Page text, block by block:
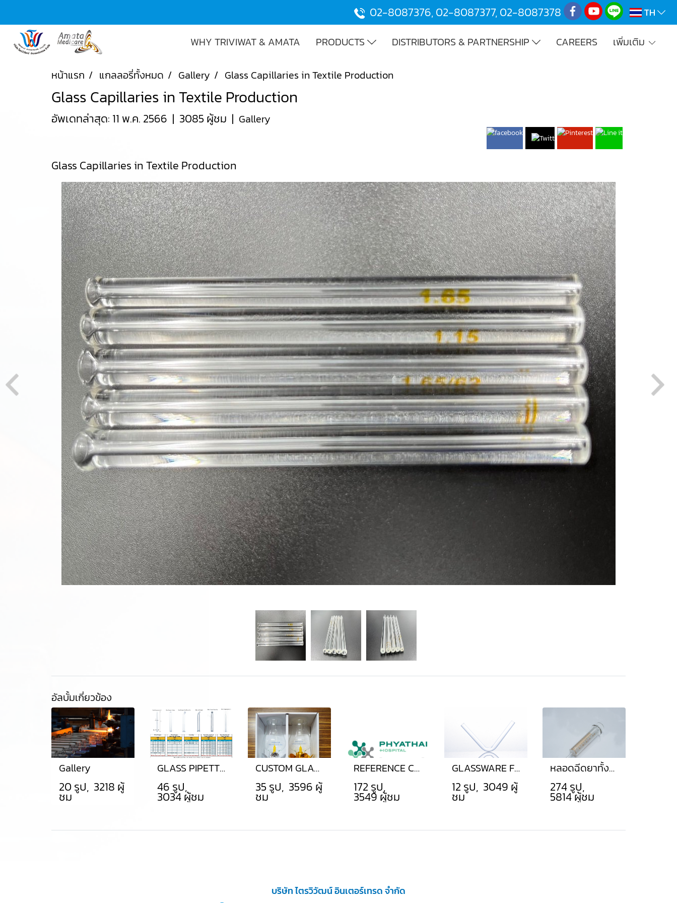
02-8087376,02-8087377,02-8087378 TH
WHY TRIVIWAT & AMATA PRODUCTS DISTRIBUTORS & PARTNERSHIP CAREERS เพิ่มเติม
หน้าแรก แกลลอรี่ทั้งหมด Gallery Glass Capillaries in Textile Production
Glass Capillaries in Textile Production
อัพเดทล่าสุด: 11 พ.ค. 2566 | 3085 ผู้ชม | Gallery
Glass Capillaries in Textile Production
อัลบั้มเกี่ยวข้อง
Gallery
20 รูป, 3218 ผู้
ชม
GLASS PIPETTE, GLASS DROPPER
46 รูป,
3034 ผู้ชม
CUSTOM GLASS PARTS (OEM)
35 รูป, 3596 ผู้
ชม
REFERENCE CUSTOMERS
172 รูป,
3549 ผู้ชม
GLASSWARE FOR LABORATORY AND INDUSTRIALS
12 รูป, 3049 ผู้
ชม
หลอดฉีดยาทั้งหมด
274 รูป,
5814 ผู้ชม
บริษัท ไตรวิวัฒน์ อินเตอร์เทรด จำกัด